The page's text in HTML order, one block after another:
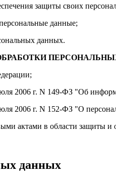
защиты своих
данные;
данных.
2006 г. N 149-ФЗ "Об
2006 г. N 152-ФЗ "О
актами в области защиты и
данных